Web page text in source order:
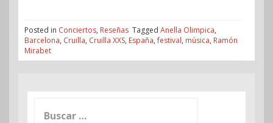
Posted in Conciertos, Reseñas Tagged Anella Olimpica,
Barcelona, Cruilla, Cruilla XXS, España,festival, música, Ramón
Mirabet